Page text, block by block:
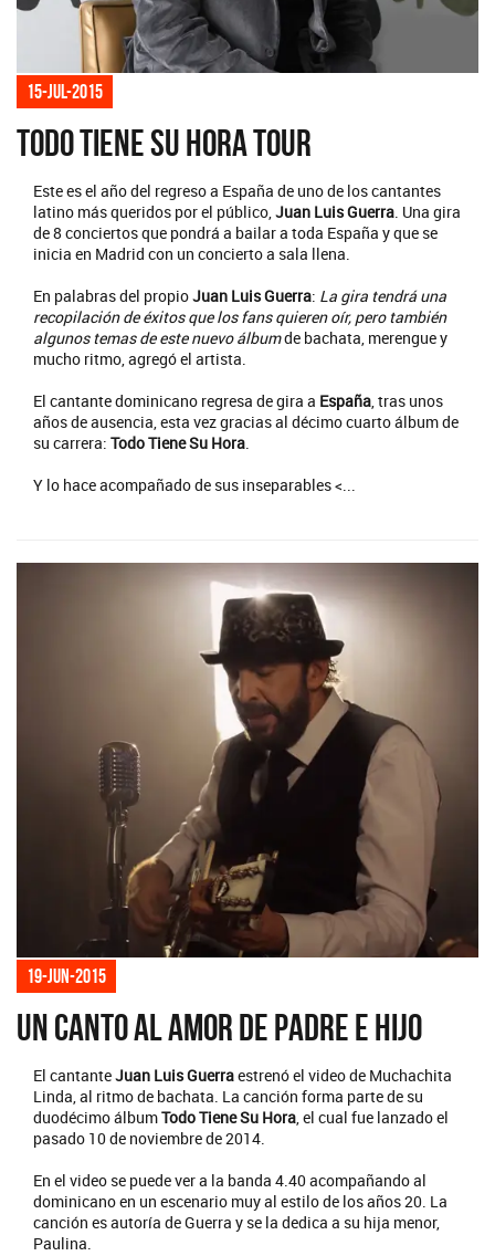
15-jul-2015
Todo Tiene Su Hora Tour
Este es el año del regreso a España de uno de los cantantes
latino más queridos por el público, Juan Luis Guerra . Una gira
de 8 conciertos que pondrá a bailar a toda España y que se
inicia en Madrid con un concierto a sala llena.
En palabras del propioJuan Luis Guerra: La gira tendrá una
recopilación de éxitos que los fans quieren oír, pero también
algunos temas de este nuevo álbumde bachata, merengue y
mucho ritmo, agregó el artista.
El cantante dominicano regresa de gira a España , tras unos
años de ausencia, esta vez gracias al décimo cuarto álbum de
su carrera: Todo Tiene Su Hora
Y lo hace acompañado de sus inseparables <...
19-jun-2015
Un canto al amor de padre e hijo
El cantanteJuan Luis Guerraestrenó el video de Muchachita
Linda, al ritmo de bachata. La canción forma parte de su
duodécimo álbumTodo Tiene Su Hora, el cual fue lanzado el
pasado 10 de noviembre de 2014.
En el video se puede ver a la banda 4.40 acompañando al
dominicano en un escenario muy al estilo de los años 20. La
canción es autoría de Guerra y se la dedica a su hija menor,
Paulina.